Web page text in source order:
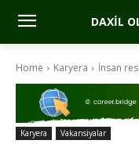
DAXIL
Home Karyera İnsan
Karyera Vakansiyalar